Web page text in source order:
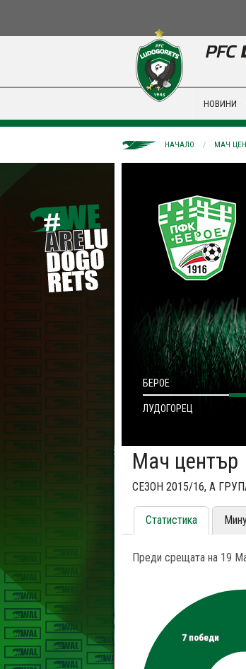
НОВИНИ
НАЧАЛО МАЧ
БЕРОЕ
ЛУДОГОРЕЦ
Мач център
СЕЗОН 2015/16, A
Статистика
Преди срещата на 19
7 победи